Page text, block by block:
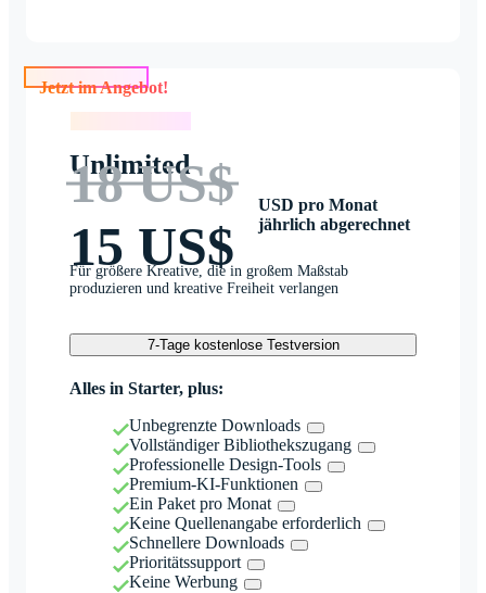
Jetzt im Angebot!
Unlimited
18 US$
15 US$
USD pro Monat
jährlich abgerechnet
Für größere Kreative, die in großem Maßstab
produzieren und kreative Freiheit verlangen
7-Tage kostenlose Testversion
Alles in Starter, plus:
Unbegrenzte Downloads
Vollständiger Bibliothekszugang
Professionelle Design-Tools
Premium-KI-Funktionen
Ein Paket pro Monat
Keine Quellenangabe erforderlich
Schnellere Downloads
Prioritätssupport
Keine Werbung